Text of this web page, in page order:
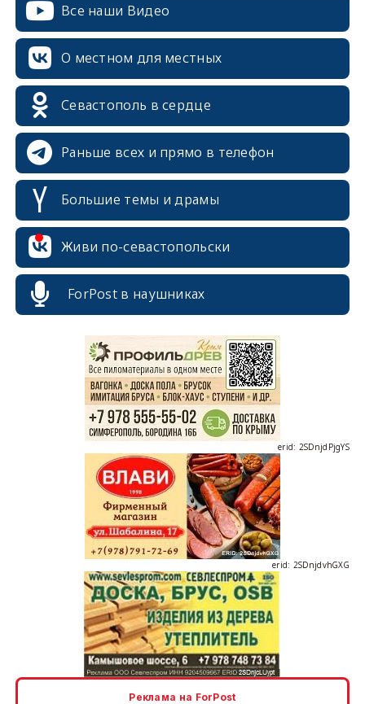
Все наши Видео
О местном для местных
Севастополь в сердце
Раньше всех и прямо в телефон
Большие темы и драмы
Живи по-севастопольски
ForPost в наушниках
erid: 2SDnjdPjgYS
erid: 2SDnjdvhGXG
erid: 2SDnjcLUypt
Реклама на ForPost